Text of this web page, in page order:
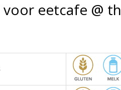
eetcafe @